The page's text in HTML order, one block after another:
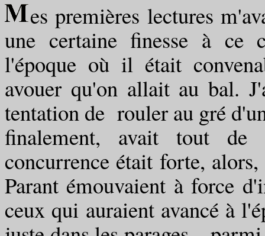
es premières lectures
une certaine finesse à ce
l'époque où il était
avouer qu'on allait au bal.
tentation de rouler au gré
finalement, avait tout de
concurrence était forte,
Parant émouvaient à force
ceux qui auraient avancé à